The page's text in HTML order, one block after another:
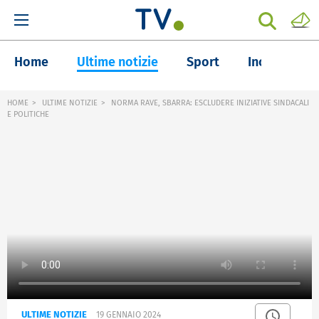
Home Ultime notizie Sport Inchieste
HOME ULTIME NOTIZIE
NORMA RAVE, SBARRA: ESCLUDERE INIZIATIVE SINDACALI
E POLITICHE
ULTIME NOTIZIE 19 GENNAIO 2024